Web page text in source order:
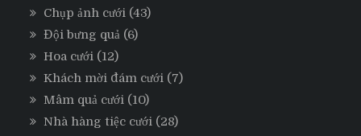
Chụp ảnh cưới (43)
Đội bưng quả (6)
Hoa cưới (12)
Khách mời đám cưới (7)
Mâm quả cưới (10)
Nhà hàng tiệc cưới (28)